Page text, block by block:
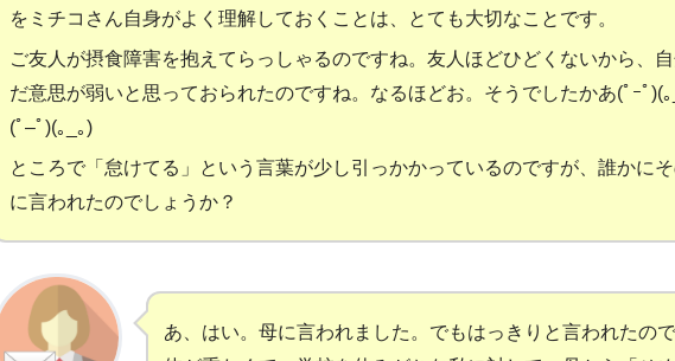
をミチコさん自身がよく理解しておくことは、とても大切なことです。
ご友人が摂食障害を抱えてらっしゃるのですね。友人ほどひどくないから、
だ意思が弱いと思っておられたのですね。なるほどお。そうでしたかあ(ﾟｰﾟ)(｡
(ﾟ–ﾟ)(｡
｡)
ところで「怠けてる」という言葉が少し引っかかっているのですが、誰かにそ
に言われたのでしょうか？
あ、はい。母に言われました。でもはっきりと言われたの